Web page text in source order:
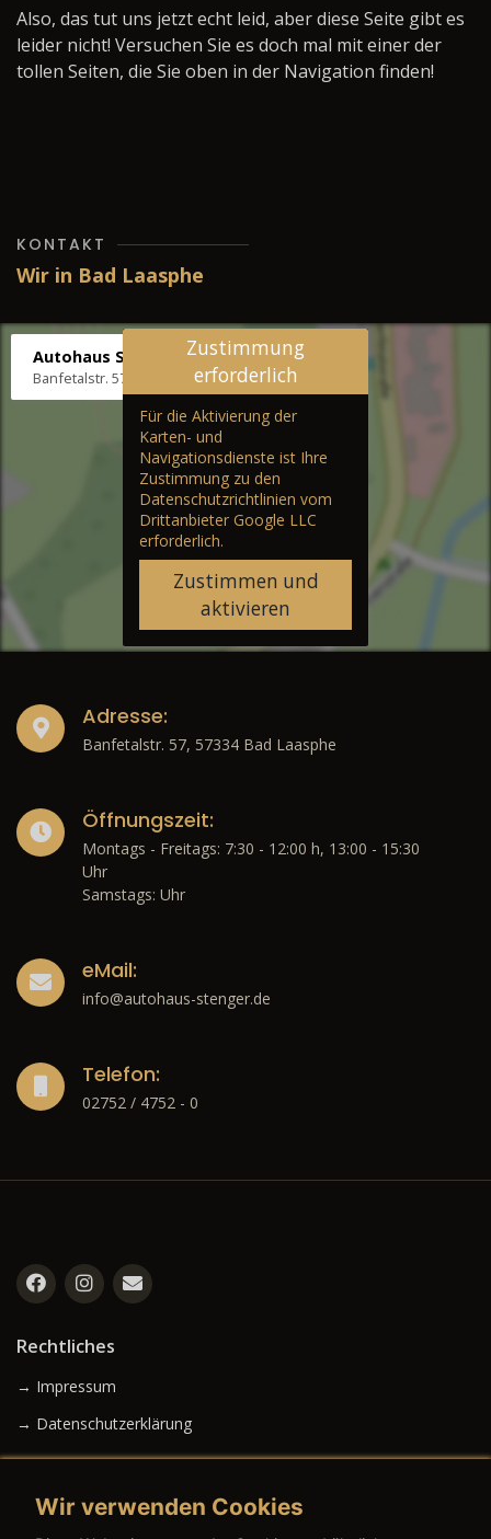
Also, das tut uns jetzt echt leid, aber diese Seite gibt es
leider nicht! Versuchen Sie es doch mal mit einer der
tollen Seiten, die Sie oben in der Navigation finden!
KONTAKT
Wir in Bad Laasphe
Autohaus Stenger
Banfetalstr. 57, 57334 Bad Laasphe
Zustimmung
erforderlich
Für die Aktivierung der
Karten- und
Navigationsdienste ist Ihre
Zustimmung zu den
Datenschutzrichtlinien vom
Drittanbieter Google LLC
erforderlich.
Zustimmen und
aktivieren
Adresse:
Banfetalstr. 57, 57334 Bad Laasphe
Öffnungszeit:
Montags - Freitags: 7:30 - 12:00 h, 13:00 - 15:30
Uhr
Samstags: Uhr
eMail:
info@autohaus-stenger.de
Telefon:
02752 / 4752 - 0
Rechtliches
→ Impressum
→ Datenschutzerklärung
Wir verwenden Cookies